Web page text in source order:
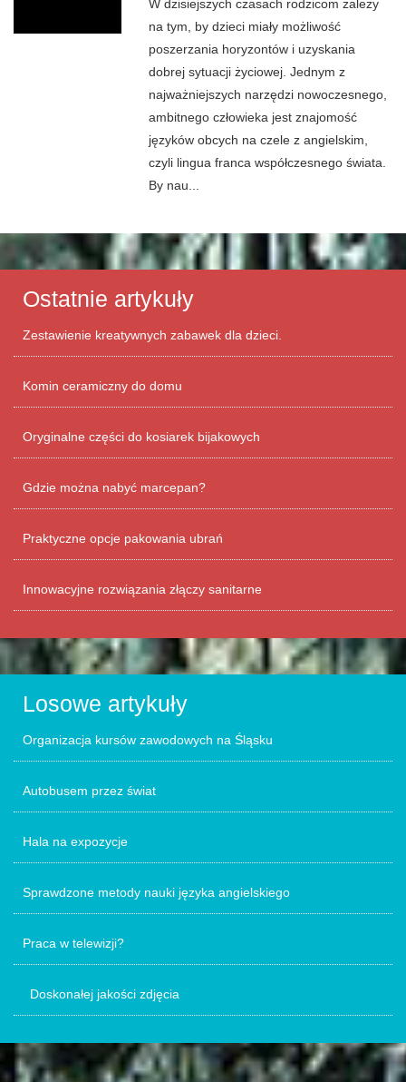
W dzisiejszych czasach rodzicom zależy
na tym, by dzieci miały możliwość
poszerzania horyzontów i uzyskania
dobrej sytuacji życiowej. Jednym z
najważniejszych narzędzi nowoczesnego,
ambitnego człowieka jest znajomość
języków obcych na czele z angielskim,
czyli lingua franca współczesnego świata.
By nau...
Ostatnie artykuły
Zestawienie kreatywnych zabawek dla dzieci.
Komin ceramiczny do domu
Oryginalne części do kosiarek bijakowych
Gdzie można nabyć marcepan?
Praktyczne opcje pakowania ubrań
Innowacyjne rozwiązania złączy sanitarne
Losowe artykuły
Organizacja kursów zawodowych na Śląsku
Autobusem przez świat
Hala na expozycje
Sprawdzone metody nauki języka angielskiego
Praca w telewizji?
Doskonałej jakości zdjęcia